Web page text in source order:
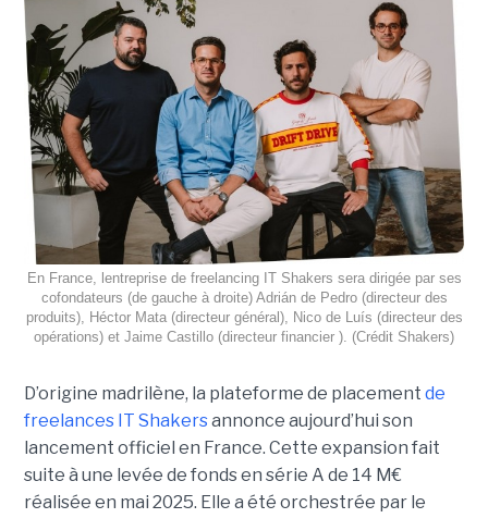
En France, lentreprise de freelancing IT Shakers sera dirigée par ses
cofondateurs (de gauche à droite) Adrián de Pedro (directeur des
produits), Héctor Mata (directeur général), Nico de Luís (directeur des
opérations) et Jaime Castillo (directeur financier ). (Crédit Shakers)
D’origine madrilène, la plateforme de placement de
freelances IT Shakersannonce aujourd’hui son
lancement officiel en France. Cette expansion fait
suite à une levée de fonds en série A de 14 M€
réalisée en mai 2025. Elle a été orchestrée par le